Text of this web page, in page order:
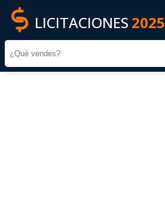
LICITACIONES 2025